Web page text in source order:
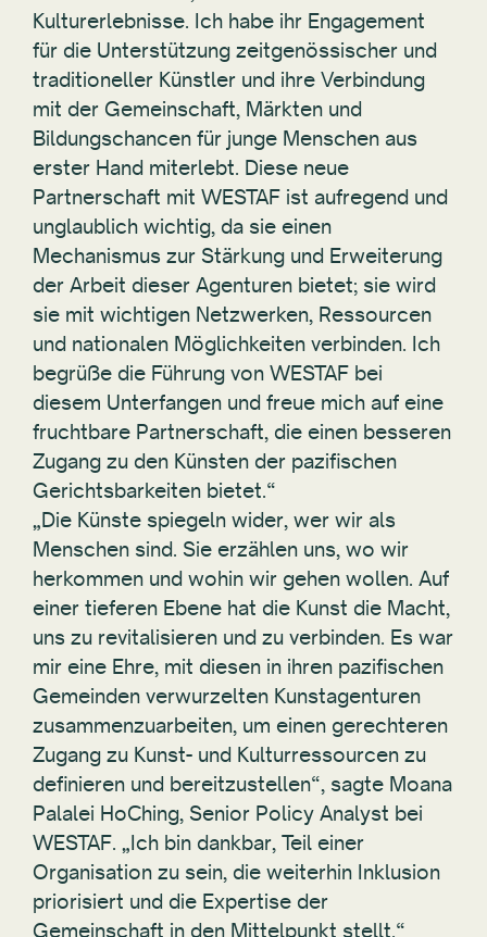
Kulturerlebnisse. Ich habe ihr Engagement
für die Unterstützung zeitgenössischer und
traditioneller Künstler und ihre Verbindung
mit der Gemeinschaft, Märkten und
Bildungschancen für junge Menschen aus
erster Hand miterlebt. Diese neue
Partnerschaft mit WESTAF ist aufregend und
unglaublich wichtig, da sie einen
Mechanismus zur Stärkung und Erweiterung
der Arbeit dieser Agenturen bietet; sie wird
sie mit wichtigen Netzwerken, Ressourcen
und nationalen Möglichkeiten verbinden. Ich
begrüße die Führung von WESTAF bei
diesem Unterfangen und freue mich auf eine
fruchtbare Partnerschaft, die einen besseren
Zugang zu den Künsten der pazifischen
Gerichtsbarkeiten bietet.“
„Die Künste spiegeln wider, wer wir als
Menschen sind. Sie erzählen uns, wo wir
herkommen und wohin wir gehen wollen. Auf
einer tieferen Ebene hat die Kunst die Macht,
uns zu revitalisieren und zu verbinden. Es war
mir eine Ehre, mit diesen in ihren pazifischen
Gemeinden verwurzelten Kunstagenturen
zusammenzuarbeiten, um einen gerechteren
Zugang zu Kunst- und Kulturressourcen zu
definieren und bereitzustellen“, sagte Moana
Palalei HoChing, Senior Policy Analyst bei
WESTAF. „Ich bin dankbar, Teil einer
Organisation zu sein, die weiterhin Inklusion
priorisiert und die Expertise der
Gemeinschaft in den Mittelpunkt stellt.“